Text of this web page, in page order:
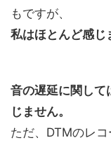
もですが、
私はほとんど感じ
音の遅延に関して
じません。
ただ、DTMのレコ